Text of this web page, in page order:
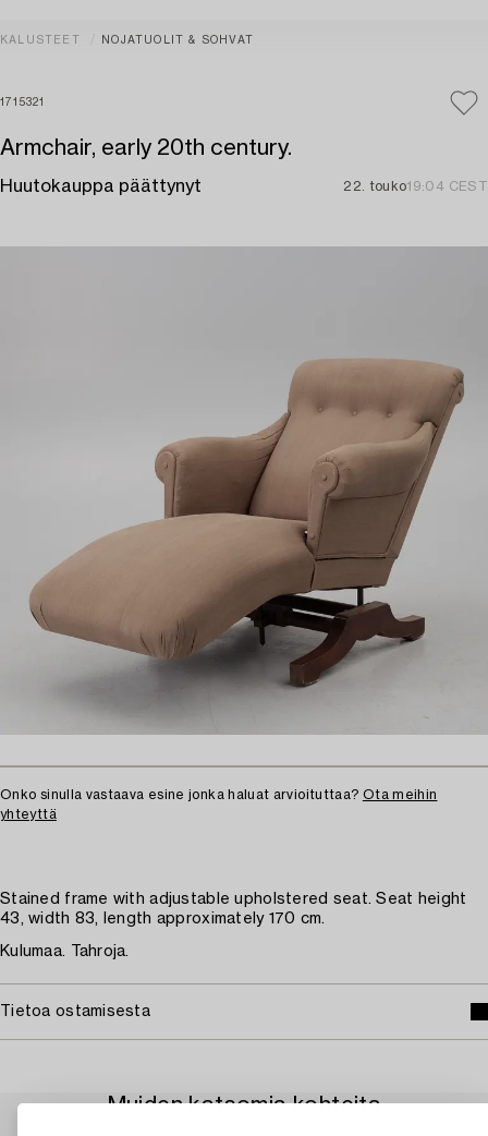
KALUSTEET NOJATUOLIT & SOHVAT
1715321
Armchair, early 20th century.
Huutokauppa päättynyt 22. touko19:04 CEST
Onko sinulla vastaava esine jonka haluat arvioituttaa? Ota meihin
yhteyttä
Stained frame with adjustable upholstered seat. Seat height
43, width 83, length approximately 170 cm.
Kulumaa. Tahroja.
Tietoa ostamisesta
Muiden katsomia kohteita